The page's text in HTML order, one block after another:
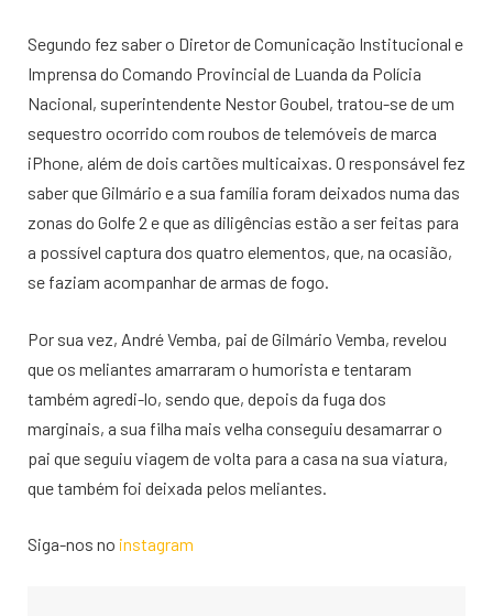
Segundo fez saber o Diretor de Comunicação Institucional e
Imprensa do Comando Provincial de Luanda da Polícia
Nacional, superintendente Nestor Goubel, tratou-se de um
sequestro ocorrido com roubos de telemóveis de marca
iPhone, além de dois cartões multicaixas. O responsável fez
saber que Gilmário e a sua família foram deixados numa das
zonas do Golfe 2 e que as diligências estão a ser feitas para
a possível captura dos quatro elementos, que, na ocasião,
se faziam acompanhar de armas de fogo.
Por sua vez, André Vemba, pai de Gilmário Vemba, revelou
que os meliantes amarraram o humorista e tentaram
também agredi-lo, sendo que, depois da fuga dos
marginais, a sua filha mais velha conseguiu desamarrar o
pai que seguiu viagem de volta para a casa na sua viatura,
que também foi deixada pelos meliantes.
Siga-nos no instagram